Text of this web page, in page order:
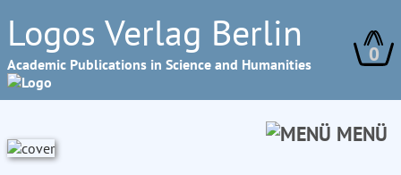
Logos Verlag Berlin
Academic Publications in Science and Humanities 0
MENÜ